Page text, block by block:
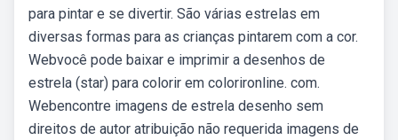
para pintar e se divertir. São várias estrelas em
diversas formas para as crianças pintarem com a cor.
Webvocê pode baixar e imprimir a desenhos de
estrela (star) para colorir em colorironline. com.
Webencontre imagens de estrela desenho sem
direitos de autor atribuição não requerida imagens de